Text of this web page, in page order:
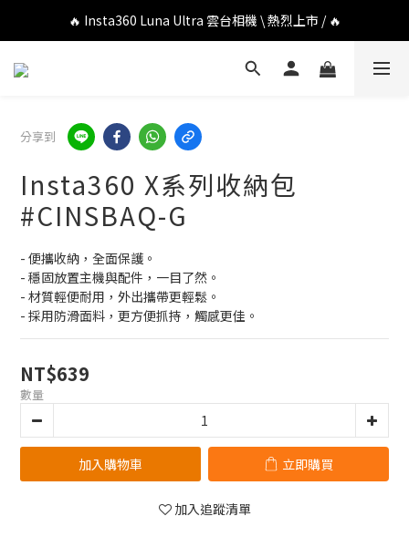
🔥 DJI OSMO POCKET 4P 口袋相機 \ 熱烈上市 / 🔥
🔥 Insta360 Luna Ultra 雲台相機 \ 熱烈上市 / 🔥
🔥 Insta360 GO Ultra Hello Kitty 聯名限定套裝 \ 時尚上市 / 🔥
分享到
Insta360 X系列收納包
#CINSBAQ-G
- 便攜收納，全面保護。
- 穩固放置主機與配件，一目了然。
- 材質輕便耐用，外出攜帶更輕鬆。
- 採用防滑面料，更方便抓持，觸感更佳。
NT$639
數量
加入購物車 立即購買
加入追蹤清單